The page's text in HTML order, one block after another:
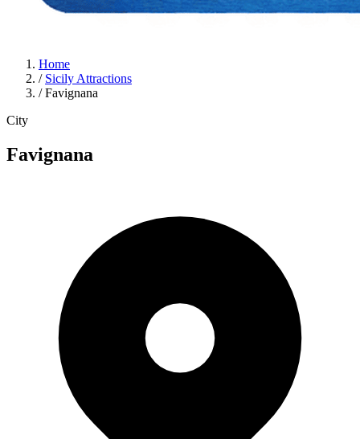
Home
/ Sicily Attractions
/ Favignana
City
Favignana